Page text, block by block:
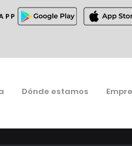
Dónde estamos